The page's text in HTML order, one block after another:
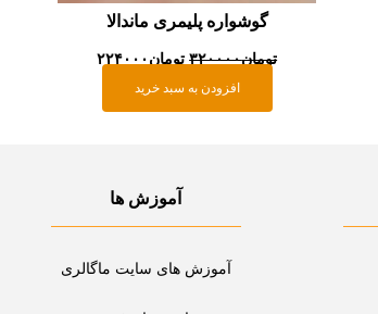
گوشواره پلیمری ماندالا
تومان۳۲۰۰۰۰ تومان۲۲۴۰۰۰
افزودن به سبد خرید
آموزش ها
آموزش های سایت ماگالری